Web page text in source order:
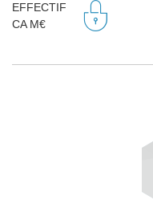
EFFECTIF
CA M€